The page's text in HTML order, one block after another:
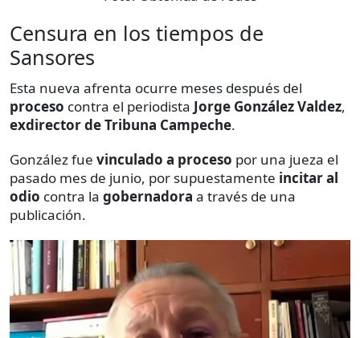
Censura en los tiempos de
Sansores
Esta nueva afrenta ocurre meses después del
proceso contra el periodista Jorge González Valdez,
exdirector de Tribuna Campeche.
González fue vinculado a proceso por una jueza el
pasado mes de junio, por supuestamente incitar al
odio contra la gobernadora a través de una
publicación.